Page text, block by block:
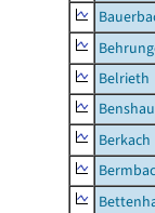
Belrieth
Berkach